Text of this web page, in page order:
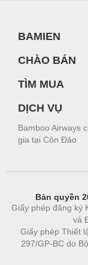
BAMIEN
CHÀO BÁN
TÌM MUA
DỊCH VỤ
Bamboo Airways
gia tại Côn Đảo
Bản quyền
Giấy phép đăng ký
và
Giấy phép Thiết
297/GP-BC do